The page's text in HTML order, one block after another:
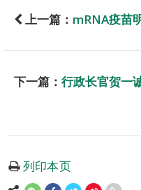
上一篇： mRNA疫苗
下一篇： 行政长官贺一
列印本页